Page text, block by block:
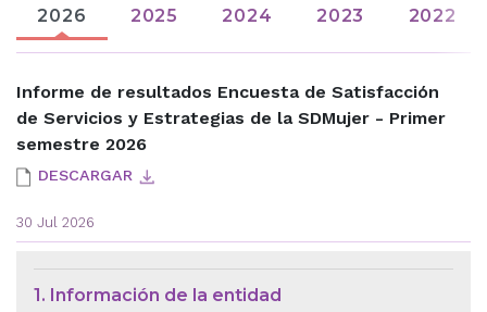
Menú de Contexto de Ley de
1. Información de la entidad
2026 2025 2024 2023 2022
Informe de resultados Encuesta de Satisfacción
de Servicios y Estrategias de la SDMujer - Primer
semestre 2026
DESCARGAR
30 Jul 2026